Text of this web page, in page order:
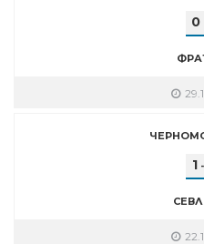
0
1 -